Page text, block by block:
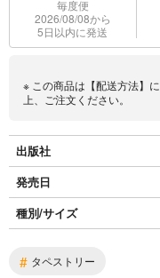
毎度便
2026/08/08から
5日以内に発送
※ この商品は【配送方法】に
上、ご注文ください。
出版社
発売日
種別/サイズ
# タペストリー